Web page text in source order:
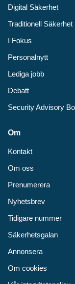
Digital Säkerhet
Traditionell Säkerhet
I Fokus
Personalnytt
Lediga jobb
Debatt
Security Advisory
Om
Kontakt
Om oss
Prenumerera
Nyhetsbrev
Tidigare nummer
Säkerhetsgalan
Annonsera
Om cookies